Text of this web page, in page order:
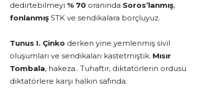
dedirtebilmeyi % 70 oranında Soros’lanmış,
fonlanmış STK ve sendikalara borçluyuz.
Tunus I. Çinko derken yine yemlenmiş sivil
oluşumları ve sendikaları kastetmiştik. Mısır
Tombala, hakeza.. Tuhaftır, diktatörlerin ordusu
diktatörlere karşı halkın safında.